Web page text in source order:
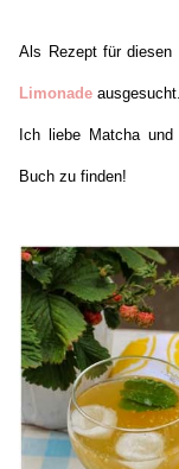
Als Rezept für
Limonade ausgesucht.
Ich liebe Matcha
Buch zu finden!